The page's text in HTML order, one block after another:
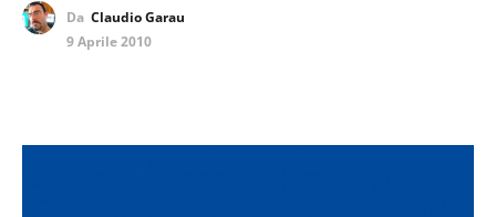
Da Claudio Garau
9 Aprile 2010